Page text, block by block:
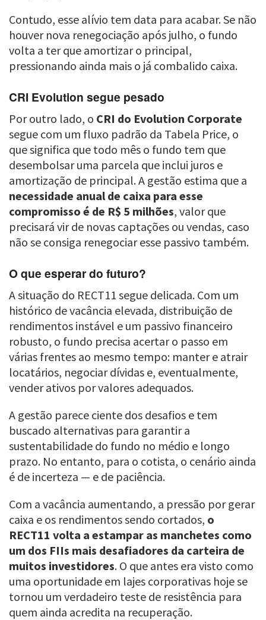
Contudo, esse alívio tem data para acabar. Se não
houver nova renegociação após julho, o fundo
volta a ter que amortizar o principal,
pressionando ainda mais o já combalido caixa.
CRI Evolution segue pesado
Por outro lado, o CRI do Evolution Corporate
segue com um fluxo padrão da Tabela Price, o
que significa que todo mês o fundo tem que
desembolsar uma parcela que inclui juros e
amortização de principal. A gestão estima que a
necessidade anual de caixa para esse
compromisso é de R$ 5 milhões, valor que
precisará vir de novas captações ou vendas, caso
não se consiga renegociar esse passivo também.
O que esperar do futuro?
A situação do RECT11 segue delicada. Com um
histórico de vacância elevada, distribuição de
rendimentos instável e um passivo financeiro
robusto, o fundo precisa acertar o passo em
várias frentes ao mesmo tempo: manter e atrair
locatários, negociar dívidas e, eventualmente,
vender ativos por valores adequados.
A gestão parece ciente dos desafios e tem
buscado alternativas para garantir a
sustentabilidade do fundo no médio e longo
prazo. No entanto, para o cotista, o cenário ainda
é de incerteza — e de paciência.
Com a vacância aumentando, a pressão por gerar
caixa e os rendimentos sendo cortados, o
RECT11 volta a estampar as manchetes como
um dos FIIs mais desafiadores da carteira de
muitos investidores. O que antes era visto como
uma oportunidade em lajes corporativas hoje se
tornou um verdadeiro teste de resistência para
quem ainda acredita na recuperação.